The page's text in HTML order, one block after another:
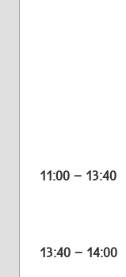
11:00 – 13:40
13:40 – 14:00